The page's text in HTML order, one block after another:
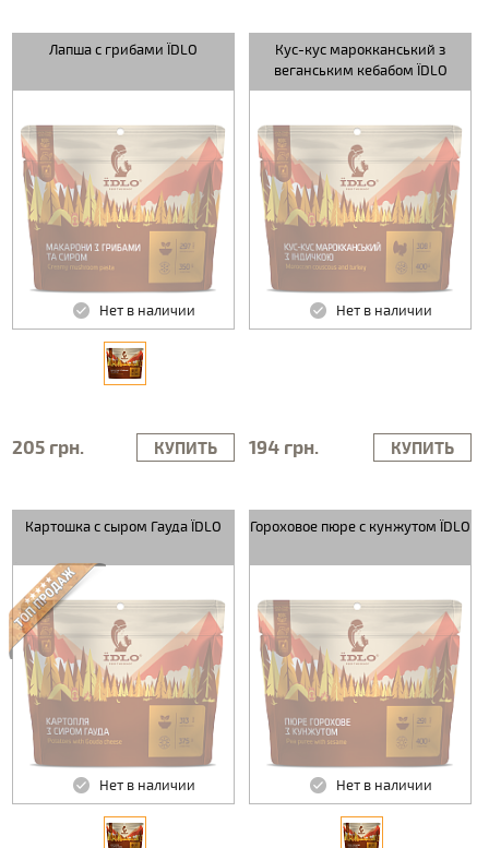
Лапша с грибами ЇDLO
Нет в наличии
205 грн. КУПИТЬ
Кус-кус марокканський з
веганським кебабом ЇDLO
Нет в наличии
194 грн. КУПИТЬ
Картошка с сыром Гауда ЇDLO
Нет в наличии
Гороховое пюре с кунжутом ЇDLO
Нет в наличии